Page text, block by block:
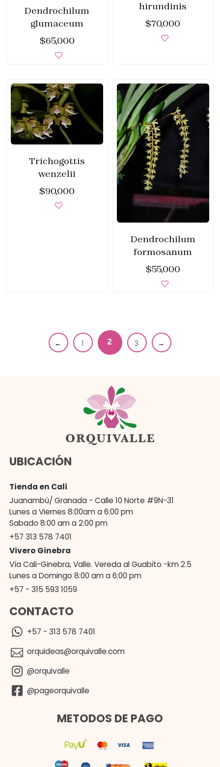
Dendrochilum
glumaceum
$65,000
hirundinis
$70,000
Trichogottis
wenzelii
$90,000
Dendrochilum
formosanum
$55,000
← 1 2 3 →
UBICACIÓN
Tienda en Cali
Juanambú/ Granada - Calle 10 Norte #9N-31
Lunes a Viernes 8:00am a 6:00 pm
Sabado 8:00 am a 2:00 pm
+57 313 578 7401
Vivero Ginebra
Vía Cali-Ginebra, Valle. Vereda al Guabito -km 2.5
Lunes a Domingo 8:00 am a 6:00 pm
+57 - 315 593 1059
CONTACTO
+57 - 313 578 7401
orquideas@orquivalle.com
@orquivalle
@pageorquivalle
METODOS DE PAGO